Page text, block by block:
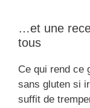
…et une
tous
Ce qui rend ce
sans gluten si
suffit de